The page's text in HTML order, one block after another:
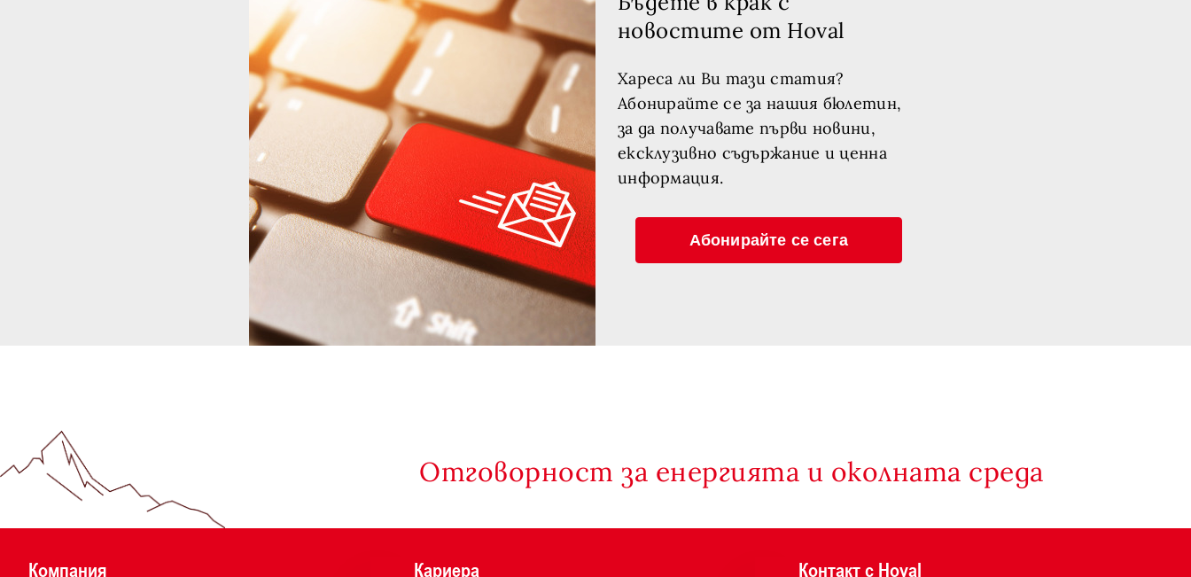
новостите от Hoval
Хареса ли Ви тази статия?
Абонирайте се за нашия бюлетин,
за да получавате първи новини,
ексклузивно съдържание и ценна
информация.
Абонирайте се сега
Отговорност за енергията и околната среда
Компания Кариера Контакт с Hoval